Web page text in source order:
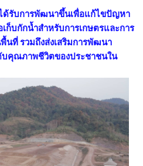
ได้รับการพัฒนาขึ้นเพื่อแก้ไขปัญหา
ก็บกักน้ำสำหรับการเกษตรและการ
นที่ รวมถึงส่งเสริมการพัฒนา
บคุณภาพชีวิตของประชาชนใน